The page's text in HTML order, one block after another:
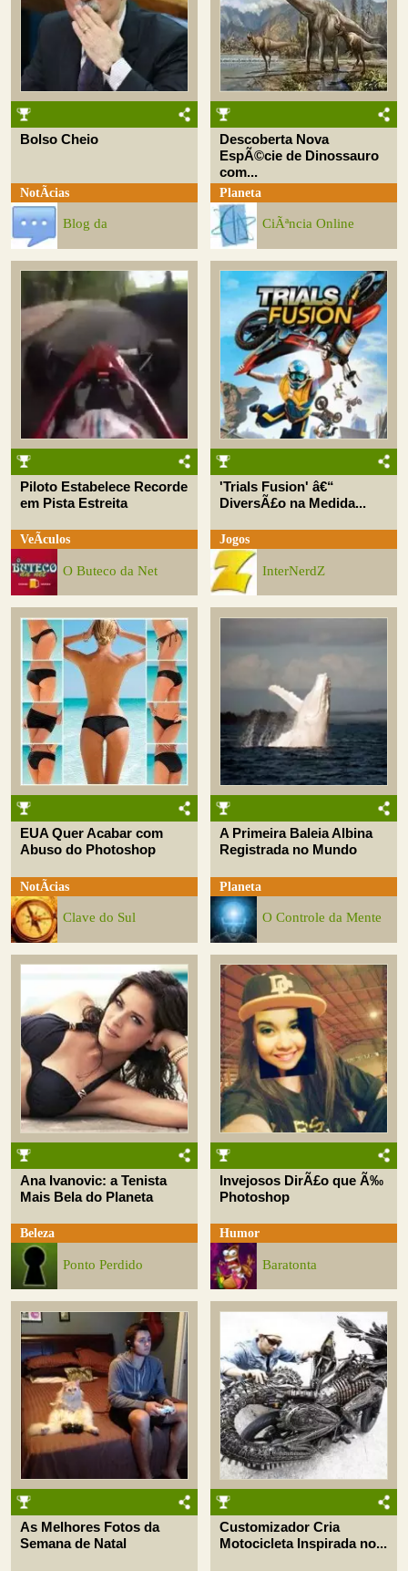
Bolso Cheio
NotÃ­cias
Blog da
Descoberta Nova
EspÃ©cie de Dinossauro
com...
Planeta
CiÃªncia Online
Piloto Estabelece Recorde
em Pista Estreita
VeÃ­culos
O Buteco da Net
'Trials Fusion' â€“
DiversÃ£o na Medida...
Jogos
InterNerdZ
EUA Quer Acabar com
Abuso do Photoshop
NotÃ­cias
Clave do Sul
A Primeira Baleia Albina
Registrada no Mundo
Planeta
O Controle da Mente
Ana Ivanovic: a Tenista
Mais Bela do Planeta
Beleza
Ponto Perdido
Invejosos DirÃ£o que Ã‰
Photoshop
Humor
Baratonta
As Melhores Fotos da
Semana de Natal
Customizador Cria
Motocicleta Inspirada no...